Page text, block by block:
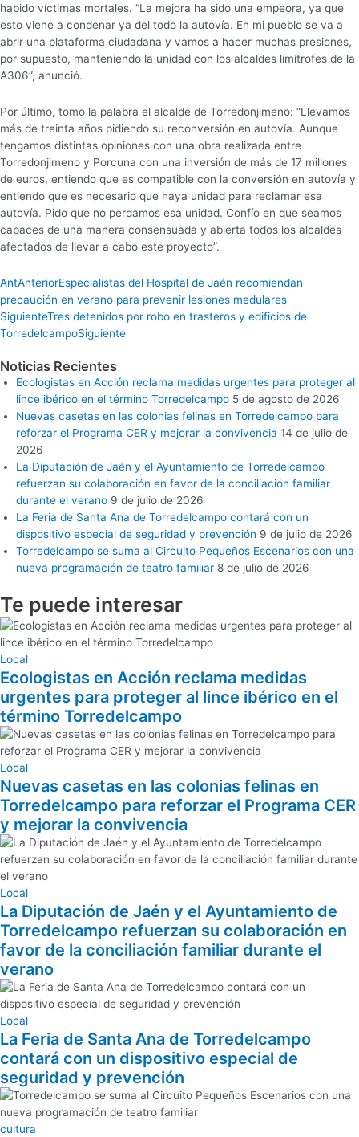
habido víctimas mortales. “La mejora ha sido una empeora, ya que
esto viene a condenar ya del todo la autovía. En mi pueblo se va a
abrir una plataforma ciudadana y vamos a hacer muchas presiones,
por supuesto, manteniendo la unidad con los alcaldes limítrofes de la
A306”, anunció.
Por último, tomo la palabra el alcalde de Torredonjimeno: “Llevamos
más de treinta años pidiendo su reconversión en autovía. Aunque
tengamos distintas opiniones con una obra realizada entre
Torredonjimeno y Porcuna con una inversión de más de 17 millones
de euros, entiendo que es compatible con la conversión en autovía y
entiendo que es necesario que haya unidad para reclamar esa
autovía. Pido que no perdamos esa unidad. Confío en que seamos
capaces de una manera consensuada y abierta todos los alcaldes
afectados de llevar a cabo este proyecto”.
AntAnteriorEspecialistas del Hospital de Jaén recomiendan
precaución en verano para prevenir lesiones medulares
SiguienteTres detenidos por robo en trasteros y edificios de
TorredelcampoSiguiente
Noticias Recientes
Ecologistas en Acción reclama medidas urgentes para proteger al
lince ibérico en el término Torredelcampo 5 de agosto de 2026
Nuevas casetas en las colonias felinas en Torredelcampo para
reforzar el Programa CER y mejorar la convivencia 14 de julio de
2026
La Diputación de Jaén y el Ayuntamiento de Torredelcampo
refuerzan su colaboración en favor de la conciliación familiar
durante el verano 9 de julio de 2026
La Feria de Santa Ana de Torredelcampo contará con un
dispositivo especial de seguridad y prevención 9 de julio de 2026
Torredelcampo se suma al Circuito Pequeños Escenarios con una
nueva programación de teatro familiar 8 de julio de 2026
Te puede interesar
Local
Ecologistas en Acción reclama medidas
urgentes para proteger al lince ibérico en el
término Torredelcampo
Local
Nuevas casetas en las colonias felinas en
Torredelcampo para reforzar el Programa CER
y mejorar la convivencia
Local
La Diputación de Jaén y el Ayuntamiento de
Torredelcampo refuerzan su colaboración en
favor de la conciliación familiar durante el
verano
Local
La Feria de Santa Ana de Torredelcampo
contará con un dispositivo especial de
seguridad y prevención
cultura